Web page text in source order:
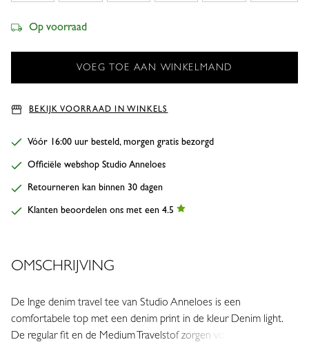
Op voorraad
BEKIJK VOORRAAD IN WINKELS
Vóór 16:00 uur besteld, morgen gratis bezorgd
Officiële webshop Studio Anneloes
Retourneren kan binnen 30 dagen
Klanten beoordelen ons met een 4.5
OMSCHRIJVING
De Inge denim travel tee van Studio Anneloes is een
comfortabele top met een denim print in de kleur Denim light.
De regular fit en de Medium Travelstof zorgen voor een fijne